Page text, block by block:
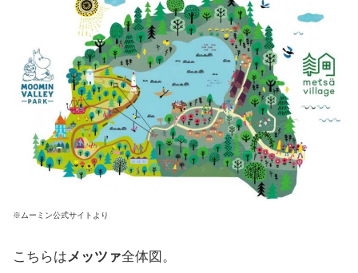
※ムーミン公式サイトより
こちらはメッツァ全体図。